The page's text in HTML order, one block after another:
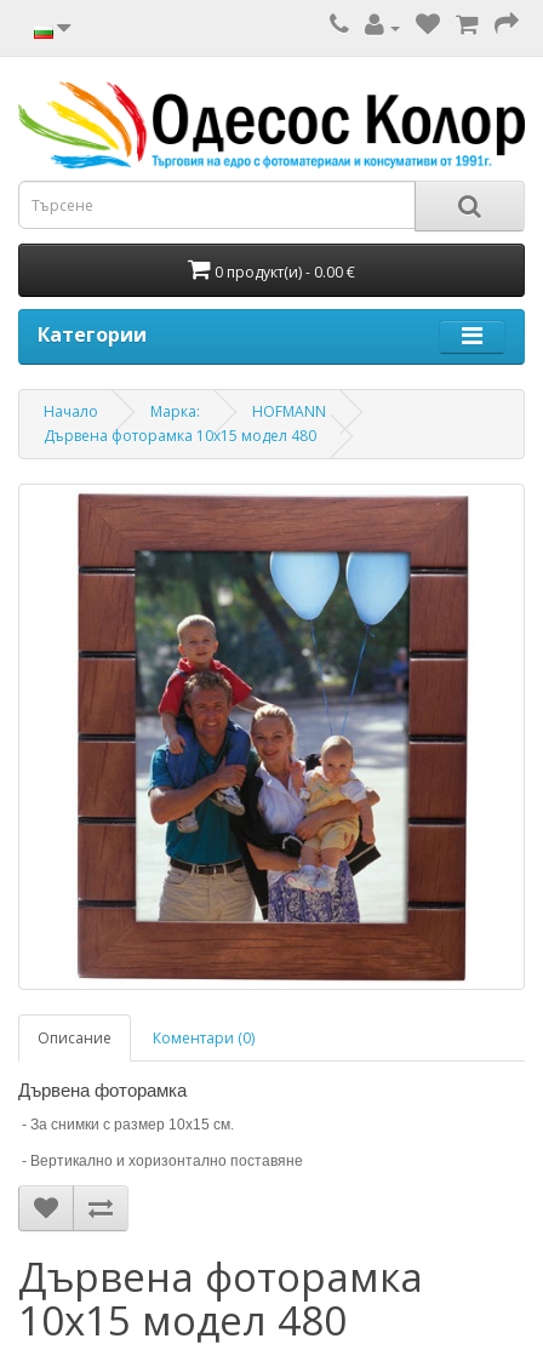
0 продукт(и) - 0.00 €
Категории
Начало Марка:
HOFMANN
Дървена фоторамка 10х15 модел 480
Описание Коментари (0)
Дървена фоторамка
- За снимки с размер 10х15 см.
- Вертикално и хоризонтално поставяне
Дървена фоторамка
10х15 модел 480